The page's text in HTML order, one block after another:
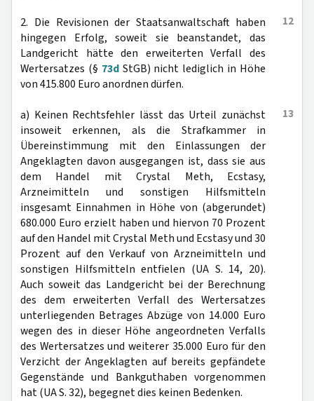
12
2. Die Revisionen der Staatsanwaltschaft haben
hingegen Erfolg, soweit sie beanstandet, das
Landgericht hätte den erweiterten Verfall des
Wertersatzes (§ 73dStGB) nicht lediglich in Höhe
von 415.800 Euro anordnen dürfen.
13
a) Keinen Rechtsfehler lässt das Urteil zunächst
insoweit erkennen, als die Strafkammer in
Übereinstimmung mit den Einlassungen der
Angeklagten davon ausgegangen ist, dass sie aus
dem Handel mit Crystal Meth, Ecstasy,
Arzneimitteln und sonstigen Hilfsmitteln
insgesamt Einnahmen in Höhe von (abgerundet)
680.000 Euro erzielt haben und hiervon 70 Prozent
auf den Handel mit Crystal Meth und Ecstasy und 30
Prozent auf den Verkauf von Arzneimitteln und
sonstigen Hilfsmitteln entfielen (UA S. 14, 20).
Auch soweit das Landgericht bei der Berechnung
des dem erweiterten Verfall des Wertersatzes
unterliegenden Betrages Abzüge von 14.000 Euro
wegen des in dieser Höhe angeordneten Verfalls
des Wertersatzes und weiterer 35.000 Euro für den
Verzicht der Angeklagten auf bereits gepfändete
Gegenstände und Bankguthaben vorgenommen
hat (UA S. 32), begegnet dies keinen Bedenken.